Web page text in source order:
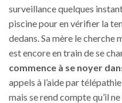
choisies
la
page
du
produit
surveillance quelques
piscine pour en vérifier la
dedans. Sa mère le cherche
est encore en train de se
commence à se noyer
appels à l’aide par
mais se rend compte qu’il